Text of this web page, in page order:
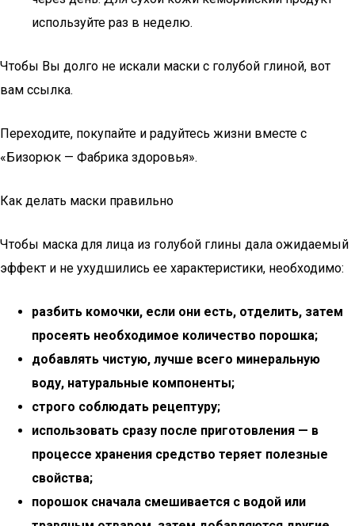
используйте раз в неделю.
Чтобы Вы долго не искали маски с голубой глиной, вот
вам ссылка.
Переходите, покупайте и радуйтесь жизни вместе с
«Бизорюк — Фабрика здоровья».
Как делать маски правильно
Чтобы маска для лица из голубой глины дала ожидаемый
эффект и не ухудшились ее характеристики, необходимо:
разбить комочки, если они есть, отделить, затем
просеять необходимое количество порошка;
добавлять чистую, лучше всего минеральную
воду, натуральные компоненты;
строго соблюдать рецептуру;
использовать сразу после приготовления — в
процессе хранения средство теряет полезные
свойства;
порошок сначала смешивается с водой или